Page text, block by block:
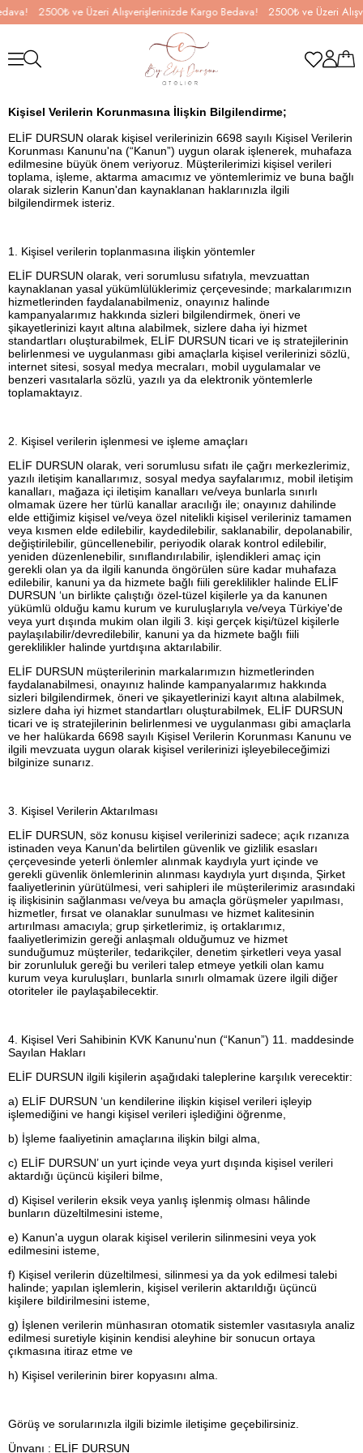
2500₺ ve Üzeri Alışverişlerinizde Kargo Bedava! 2500₺ ve Üzeri
Kişisel Verilerin Korunmasına İlişkin Bilgilendirme;
ELİF DURSUN olarak kişisel verilerinizin 6698 sayılı Kişisel Verilerin
Korunması Kanunu'na (“Kanun”) uygun olarak işlenerek, muhafaza
edilmesine büyük önem veriyoruz. Müşterilerimizi kişisel verileri
toplama, işleme, aktarma amacımız ve yöntemlerimiz ve buna bağlı
olarak sizlerin Kanun'dan kaynaklanan haklarınızla ilgili
bilgilendirmek isteriz.
1. Kişisel verilerin toplanmasına ilişkin yöntemler
ELİF DURSUN olarak, veri sorumlusu sıfatıyla, mevzuattan
kaynaklanan yasal yükümlülüklerimiz çerçevesinde; markalarımızın
hizmetlerinden faydalanabilmeniz, onayınız halinde
kampanyalarımız hakkında sizleri bilgilendirmek, öneri ve
şikayetlerinizi kayıt altına alabilmek, sizlere daha iyi hizmet
standartları oluşturabilmek, ELİF DURSUN ticari ve iş stratejilerinin
belirlenmesi ve uygulanması gibi amaçlarla kişisel verilerinizi sözlü,
internet sitesi, sosyal medya mecraları, mobil uygulamalar ve
benzeri vasıtalarla sözlü, yazılı ya da elektronik yöntemlerle
toplamaktayız.
2. Kişisel verilerin işlenmesi ve işleme amaçları
ELİF DURSUN olarak, veri sorumlusu sıfatı ile çağrı merkezlerimiz,
yazılı iletişim kanallarımız, sosyal medya sayfalarımız, mobil iletişim
kanalları, mağaza içi iletişim kanalları ve/veya bunlarla sınırlı
olmamak üzere her türlü kanallar aracılığı ile; onayınız dahilinde
elde ettiğimiz kişisel ve/veya özel nitelikli kişisel verileriniz tamamen
veya kısmen elde edilebilir, kaydedilebilir, saklanabilir, depolanabilir,
değiştirilebilir, güncellenebilir, periyodik olarak kontrol edilebilir,
yeniden düzenlenebilir, sınıflandırılabilir, işlendikleri amaç için
gerekli olan ya da ilgili kanunda öngörülen süre kadar muhafaza
edilebilir, kanuni ya da hizmete bağlı fiili gereklilikler halinde ELİF
DURSUN ‘un birlikte çalıştığı özel-tüzel kişilerle ya da kanunen
yükümlü olduğu kamu kurum ve kuruluşlarıyla ve/veya Türkiye'de
veya yurt dışında mukim olan ilgili 3. kişi gerçek kişi/tüzel kişilerle
paylaşılabilir/devredilebilir, kanuni ya da hizmete bağlı fiili
gereklilikler halinde yurtdışına aktarılabilir.
ELİF DURSUN müşterilerinin markalarımızın hizmetlerinden
faydalanabilmesi, onayınız halinde kampanyalarımız hakkında
sizleri bilgilendirmek, öneri ve şikayetlerinizi kayıt altına alabilmek,
sizlere daha iyi hizmet standartları oluşturabilmek, ELİF DURSUN
ticari ve iş stratejilerinin belirlenmesi ve uygulanması gibi amaçlarla
ve her halükarda 6698 sayılı Kişisel Verilerin Korunması Kanunu ve
ilgili mevzuata uygun olarak kişisel verilerinizi işleyebileceğimizi
bilginize sunarız.
3. Kişisel Verilerin Aktarılması
ELİF DURSUN, söz konusu kişisel verilerinizi sadece; açık rızanıza
istinaden veya Kanun'da belirtilen güvenlik ve gizlilik esasları
çerçevesinde yeterli önlemler alınmak kaydıyla yurt içinde ve
gerekli güvenlik önlemlerinin alınması kaydıyla yurt dışında, Şirket
faaliyetlerinin yürütülmesi, veri sahipleri ile müşterilerimiz arasındaki
iş ilişkisinin sağlanması ve/veya bu amaçla görüşmeler yapılması,
hizmetler, fırsat ve olanaklar sunulması ve hizmet kalitesinin
artırılması amacıyla; grup şirketlerimiz, iş ortaklarımız,
faaliyetlerimizin gereği anlaşmalı olduğumuz ve hizmet
sunduğumuz müşteriler, tedarikçiler, denetim şirketleri veya yasal
bir zorunluluk gereği bu verileri talep etmeye yetkili olan kamu
kurum veya kuruluşları, bunlarla sınırlı olmamak üzere ilgili diğer
otoriteler ile paylaşabilecektir.
4. Kişisel Veri Sahibinin KVK Kanunu'nun (“Kanun”) 11. maddesinde
Sayılan Hakları
ELİF DURSUN ilgili kişilerin aşağıdaki taleplerine karşılık verecektir:
a) ELİF DURSUN ‘un kendilerine ilişkin kişisel verileri işleyip
işlemediğini ve hangi kişisel verileri işlediğini öğrenme,
b) İşleme faaliyetinin amaçlarına ilişkin bilgi alma,
c) ELİF DURSUN’ un yurt içinde veya yurt dışında kişisel verileri
aktardığı üçüncü kişileri bilme,
d) Kişisel verilerin eksik veya yanlış işlenmiş olması hâlinde
bunların düzeltilmesini isteme,
e) Kanun'a uygun olarak kişisel verilerin silinmesini veya yok
edilmesini isteme,
f) Kişisel verilerin düzeltilmesi, silinmesi ya da yok edilmesi talebi
halinde; yapılan işlemlerin, kişisel verilerin aktarıldığı üçüncü
kişilere bildirilmesini isteme,
g) İşlenen verilerin münhasıran otomatik sistemler vasıtasıyla analiz
edilmesi suretiyle kişinin kendisi aleyhine bir sonucun ortaya
çıkmasına itiraz etme ve
h) Kişisel verilerinin birer kopyasını alma.
Görüş ve sorularınızla ilgili bizimle iletişime geçebilirsiniz.
Ünvanı : ELİF DURSUN